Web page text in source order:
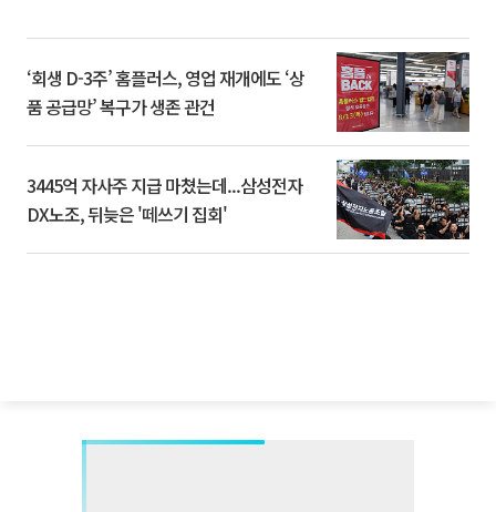
‘회생 D-3주’ 홈플러스, 영업 재개에도 ‘상
품 공급망’ 복구가 생존 관건
3445억 자사주 지급 마쳤는데...삼성전자
DX노조, 뒤늦은 '떼쓰기 집회'